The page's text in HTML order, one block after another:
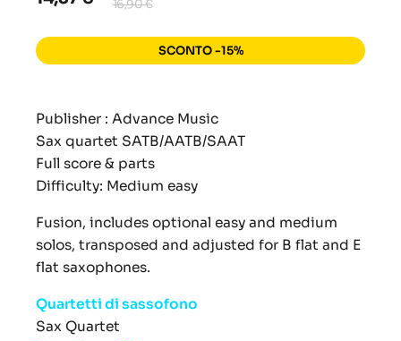
16,90 €
SCONTO -15%
Publisher : Advance Music
Sax quartet SATB/AATB/SAAT
Full score & parts
Difficulty: Medium easy
Fusion, includes optional easy and medium
solos, transposed and adjusted for B flat and E
flat saxophones.
Quartetti di sassofono
Sax Quartet